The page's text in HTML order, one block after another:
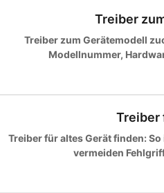
Treiber
Treiber zum Gerätemodell
Modellnummer,
Treiber
Treiber für altes Gerät finden:
vermeiden